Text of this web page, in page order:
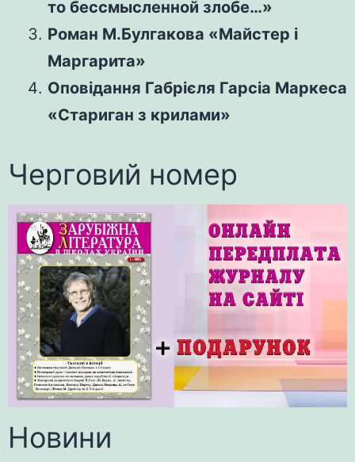
то бессмысленной злобе…»
Роман М.Булгакова «Майстер і
Маргарита»
Оповідання Габрієля Гарсіа Маркеса
«Стариган з крилами»
Черговий номер
Новини